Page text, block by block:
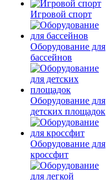
Игровой спорт
Оборудование для
бассейнов
Оборудование для
детских площадок
Оборудование для
кроссфит